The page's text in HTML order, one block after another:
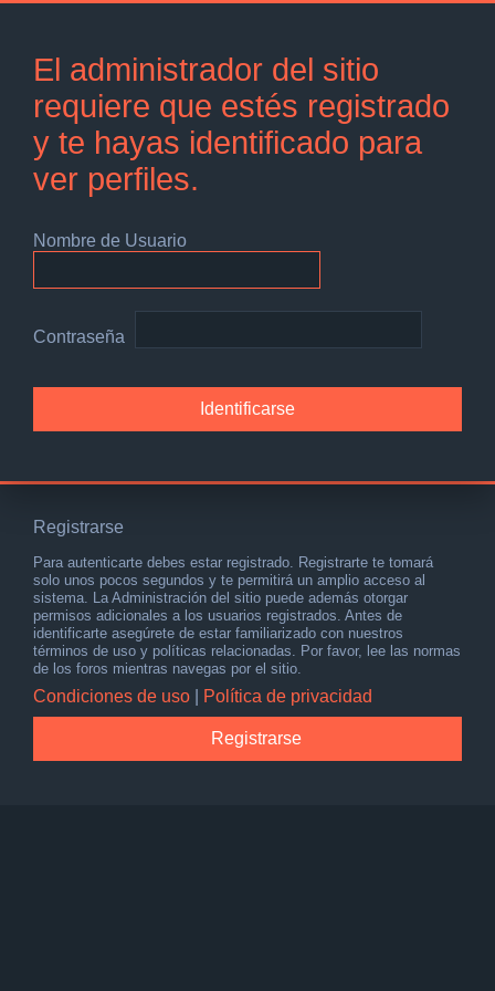
El administrador del sitio
requiere que estés registrado
y te hayas identificado para
ver perfiles.
Nombre de Usuario
Contraseña
Registrarse
Para autenticarte debes estar registrado. Registrarte te tomará
solo unos pocos segundos y te permitirá un amplio acceso al
sistema. La Administración del sitio puede además otorgar
permisos adicionales a los usuarios registrados. Antes de
identificarte asegúrete de estar familiarizado con nuestros
términos de uso y políticas relacionadas. Por favor, lee las normas
de los foros mientras navegas por el sitio.
Condiciones de uso Política de privacidad
Registrarse